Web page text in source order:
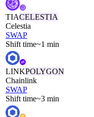
TIACELESTIA
Celestia
SWAP
Shift time~1 min
LINKPOLYGON
Chainlink
SWAP
Shift time~3 min